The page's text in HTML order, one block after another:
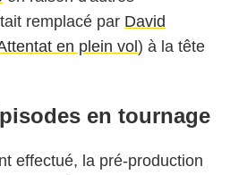
remplacé par David
en plein vol) à la tête
en tournage
effectué, la pré-production